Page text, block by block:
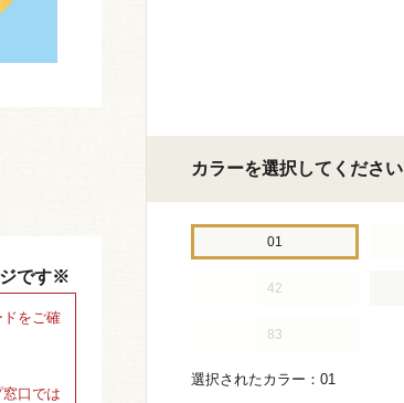
です※
ドをご確
口では
カラーを選択してください
01
42
83
選択されたカラー：01